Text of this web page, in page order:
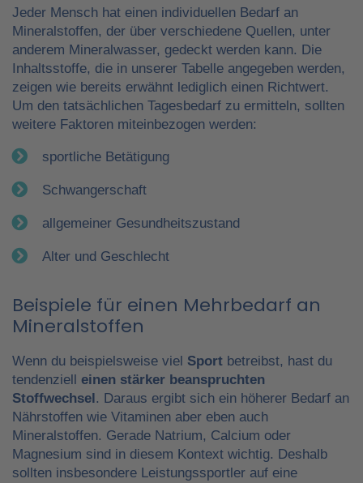
Jeder Mensch hat einen individuellen Bedarf an
Mineralstoffen, der über verschiedene Quellen, unter
anderem Mineralwasser, gedeckt werden kann. Die
Inhaltsstoffe, die in unserer Tabelle angegeben werden,
zeigen wie bereits erwähnt lediglich einen Richtwert.
Um den tatsächlichen Tagesbedarf zu ermitteln, sollten
weitere Faktoren miteinbezogen werden:
sportliche Betätigung
Schwangerschaft
allgemeiner Gesundheitszustand
Alter und Geschlecht
Beispiele für einen Mehrbedarf an
Mineralstoffen
Wenn du beispielsweise viel Sport betreibst, hast du
tendenziell einen stärker beanspruchten
Stoffwechsel. Daraus ergibt sich ein höherer Bedarf an
Nährstoffen wie Vitaminen aber eben auch
Mineralstoffen. Gerade Natrium, Calcium oder
Magnesium sind in diesem Kontext wichtig. Deshalb
sollten insbesondere Leistungssportler auf eine